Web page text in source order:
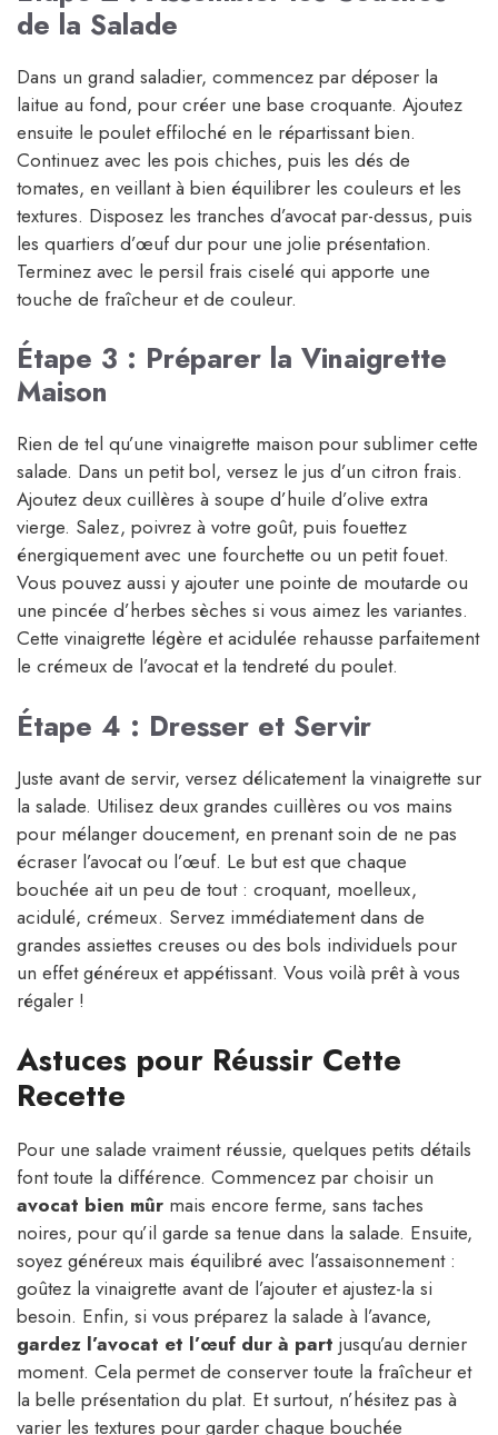
de la Salade
Dans un grand saladier, commencez par déposer la
laitue au fond, pour créer une base croquante. Ajoutez
ensuite le poulet effiloché en le répartissant bien.
Continuez avec les pois chiches, puis les dés de
tomates, en veillant à bien équilibrer les couleurs et les
textures. Disposez les tranches d’avocat par-dessus, puis
les quartiers d’œuf dur pour une jolie présentation.
Terminez avec le persil frais ciselé qui apporte une
touche de fraîcheur et de couleur.
Étape 3 : Préparer la Vinaigrette
Maison
Rien de tel qu’une vinaigrette maison pour sublimer cette
salade. Dans un petit bol, versez le jus d’un citron frais.
Ajoutez deux cuillères à soupe d’huile d’olive extra
vierge. Salez, poivrez à votre goût, puis fouettez
énergiquement avec une fourchette ou un petit fouet.
Vous pouvez aussi y ajouter une pointe de moutarde ou
une pincée d’herbes sèches si vous aimez les variantes.
Cette vinaigrette légère et acidulée rehausse parfaitement
le crémeux de l’avocat et la tendreté du poulet.
Étape 4 : Dresser et Servir
Juste avant de servir, versez délicatement la vinaigrette sur
la salade. Utilisez deux grandes cuillères ou vos mains
pour mélanger doucement, en prenant soin de ne pas
écraser l’avocat ou l’œuf. Le but est que chaque
bouchée ait un peu de tout : croquant, moelleux,
acidulé, crémeux. Servez immédiatement dans de
grandes assiettes creuses ou des bols individuels pour
un effet généreux et appétissant. Vous voilà prêt à vous
régaler !
Astuces pour Réussir Cette
Recette
Pour une salade vraiment réussie, quelques petits détails
font toute la différence. Commencez par choisir un
avocat bien mûr mais encore ferme, sans taches
noires, pour qu’il garde sa tenue dans la salade. Ensuite,
soyez généreux mais équilibré avec l’assaisonnement :
goûtez la vinaigrette avant de l’ajouter et ajustez-la si
besoin. Enfin, si vous préparez la salade à l’avance,
gardez l’avocat et l’œuf dur à part jusqu’au dernier
moment. Cela permet de conserver toute la fraîcheur et
la belle présentation du plat. Et surtout, n’hésitez pas à
varier les textures pour garder chaque bouchée